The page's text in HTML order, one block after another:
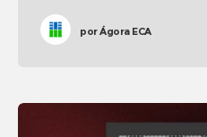
porÁgora ECA